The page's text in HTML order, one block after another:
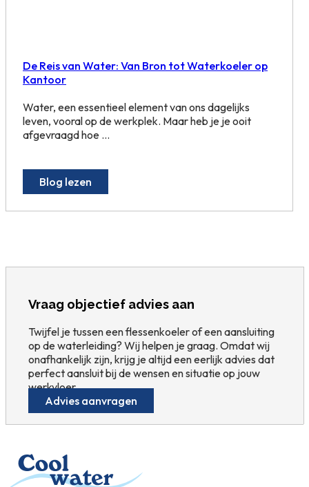
De Reis van Water: Van Bron tot Waterkoeler op
Kantoor
Water, een essentieel element van ons dagelijks
leven, vooral op de werkplek. Maar heb je je ooit
afgevraagd hoe ...
Blog lezen
Vraag objectief advies aan
Twijfel je tussen een flessenkoeler of een aansluiting
op de waterleiding? Wij helpen je graag. Omdat wij
onafhankelijk zijn, krijg je altijd een eerlijk advies dat
perfect aansluit bij de wensen en situatie op jouw
werkvloer.
Advies aanvragen